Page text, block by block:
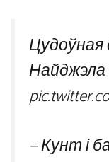
Цудоўная
— Кунт і